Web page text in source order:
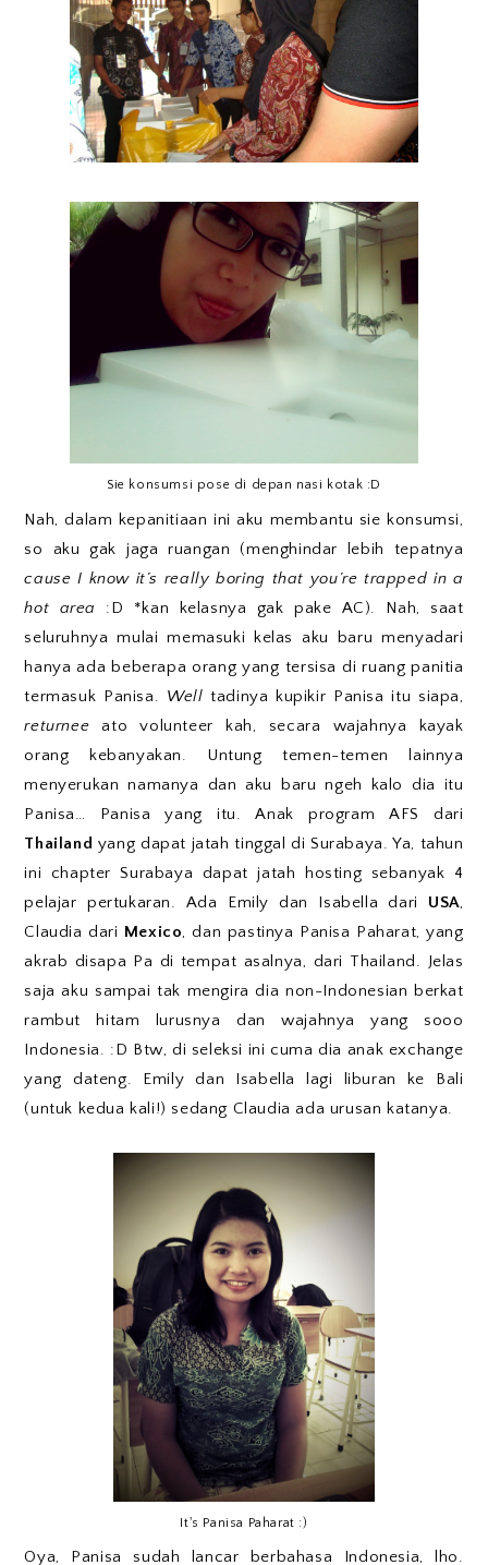
Sie konsumsi pose di depan nasi kotak :D
Nah, dalam kepanitiaan ini aku membantu sie konsumsi,
so aku gak jaga ruangan (menghindar lebih tepatnya
cause I know it’s really boring that you’re trapped in a
hot area
:D *kan kelasnya gak pake AC). Nah, saat
seluruhnya mulai memasuki kelas aku baru menyadari
hanya ada beberapa orang yang tersisa di ruang panitia
termasuk Panisa. Well tadinya kupikir Panisa itu siapa,
returnee ato volunteer kah, secara wajahnya kayak
orang kebanyakan. Untung temen-temen lainnya
menyerukan namanya dan aku baru ngeh kalo dia itu
Panisa… Panisa yang itu. Anak program AFS dari
Thailand yang dapat jatah tinggal di Surabaya. Ya, tahun
ini chapter Surabaya dapat jatah hosting sebanyak 4
pelajar pertukaran. Ada Emily dan Isabella dari USA,
Claudia dari Mexico, dan pastinya Panisa Paharat, yang
akrab disapa Pa di tempat asalnya, dari Thailand. Jelas
saja aku sampai tak mengira dia non-Indonesian berkat
rambut hitam lurusnya dan wajahnya yang sooo
Indonesia. :D Btw, di seleksi ini cuma dia anak exchange
yang dateng. Emily dan Isabella lagi liburan ke Bali
(untuk kedua kali!) sedang Claudia ada urusan katanya.
It's Panisa Paharat :)
Oya, Panisa sudah lancar berbahasa Indonesia, lho.